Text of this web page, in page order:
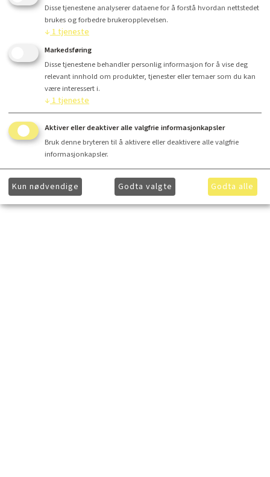
Disse tjenestene analyserer dataene for å forstå hvordan nettstedet
brukes og forbedre brukeropplevelsen.
↓ 1tjeneste
Markedsføring
Disse tjenestene behandler personlig informasjon for å vise deg
relevant innhold om produkter, tjenester eller temaer som du kan
være interessert i.
↓ 1tjeneste
Aktiver eller deaktiver alle valgfrie informasjonkapsler
Bruk denne bryteren til å aktivere eller deaktivere alle valgfrie
informasjonkapsler.
Kun nødvendige Godta valgte Godta alle